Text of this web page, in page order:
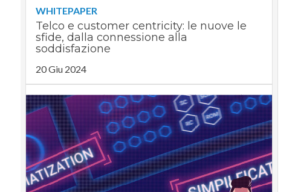
WHITEPAPER
Telco e customer centricity: le nuove le
sfide, dalla connessione alla
soddisfazione
20 Giu 2024